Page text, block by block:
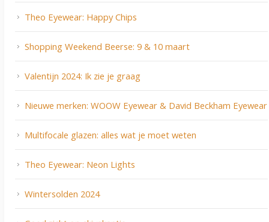
Theo Eyewear: Happy Chips
Shopping Weekend Beerse: 9 & 10 maart
Valentijn 2024: Ik zie je graag
Nieuwe merken: WOOW Eyewear & David Beckham Eyewear
Multifocale glazen: alles wat je moet weten
Theo Eyewear: Neon Lights
Wintersolden 2024